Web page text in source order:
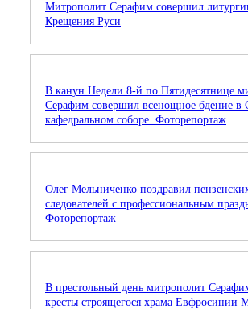
Митрополит Серафим совершил
Крещения Руси
В канун Недели 8-й по Пятидесятнице
Серафим совершил всенощное бдение в
кафедральном соборе. Фоторепортаж
Олег Мельниченко поздравил
следователей с профессиональным
Фоторепортаж
В престольный день митрополит
кресты строящегося храма Евфросинии